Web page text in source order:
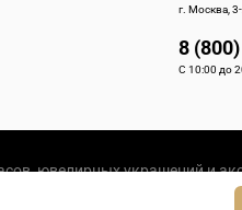
Можно ли плавать в часах
металлами, кожей, жемчугом.
раскрывают особенности
видеообзоры покажут, как
г. Москва,
8
С 10:00 до
ювелирных украшений и